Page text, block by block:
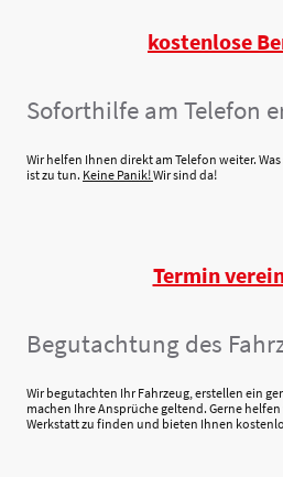
kostenlose
Soforthilfe am Telefon
Wir helfen Ihnen direkt am Telefon weiter.
ist zu tun. Keine Panik!Wir sind da!
Termin
Begutachtung des
Wir begutachten Ihr Fahrzeug, erstellen ein
machen Ihre Ansprüche geltend. Gerne
Werkstatt zu finden und bieten Ihnen